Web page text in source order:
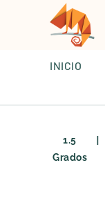
INICIO
1.5
Grados
|